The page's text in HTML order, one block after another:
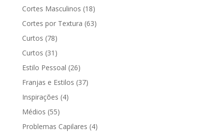
Cortes Masculinos (18)
Cortes por Textura (63)
Curtos (78)
Curtos (31)
Estilo Pessoal (26)
Franjas e Estilos (37)
Inspirações (4)
Médios (55)
Problemas Capilares (4)